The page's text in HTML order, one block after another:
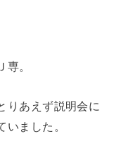
専。
りあえず説明会に
ました。